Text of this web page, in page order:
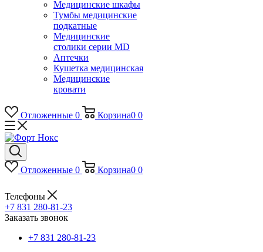
Медицинские шкафы
Тумбы медицинские
подкатные
Медицинские
столики серии MD
Аптечки
Кушетка медицинская
Медицинские
кровати
Отложенные 0 Корзина0 0
Отложенные 0 Корзина0 0
Телефоны
+7 831 280-81-23
Заказать звонок
+7 831 280-81-23